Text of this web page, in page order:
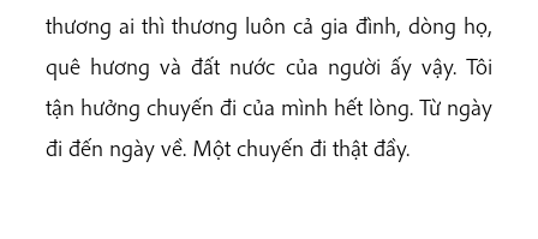
thương ai thì thương luôn cả gia đình, dòng họ,
quê hương và đất nước của người ấy vậy. Tôi
tận hưởng chuyến đi của mình hết lòng. Từ ngày
đi đến ngày về. Một chuyến đi thật đầy.